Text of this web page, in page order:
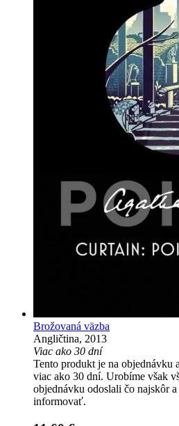
Brožovaná väzba
Angličtina, 2013
Viac ako 30 dní
Tento produkt je na objednávku
viac ako 30 dní. Urobíme však
objednávku odoslali čo najskôr
informovať.